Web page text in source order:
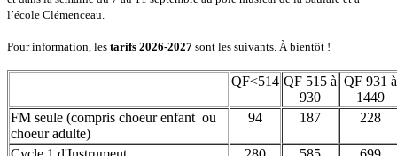
l’école Clémenceau.
Pour information, les tarifs 2026-2027 sont les suivants. À bientôt !
QF<514 QF 515 à
930
QF 931 à
1449
FM seule (compris choeur enfant ou
choeur adulte)
94 187 228